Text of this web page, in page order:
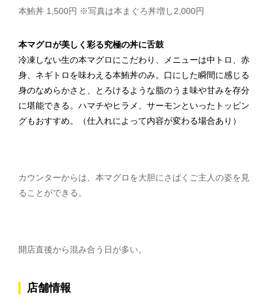
本鮪丼 1,500円 ※写真は本まぐろ丼増し2,000円
本マグロが美しく彩る究極の丼に舌鼓
冷凍しない生の本マグロにこだわり、メニューは中トロ、赤
身、ネギトロを味わえる本鮪丼のみ。口にした瞬間に感じる
身のなめらかさと、とろけるような脂のうま味や甘みを存分
に堪能できる。ハマチやヒラメ、サーモンといったトッピン
グもおすすめ。（仕入れによって内容が変わる場合あり）
カウンターからは、本マグロを大胆にさばくご主人の姿を見
ることができる。
開店直後から混み合う日が多い。
店舗情報